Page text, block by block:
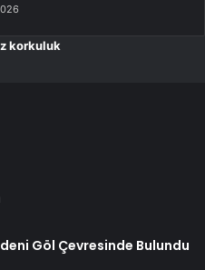
korkuluk
Göl Çevresinde Bulundu